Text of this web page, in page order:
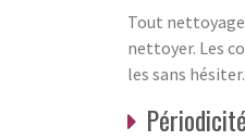
Tout nettoyage
nettoyer. Les
les sans hésiter.